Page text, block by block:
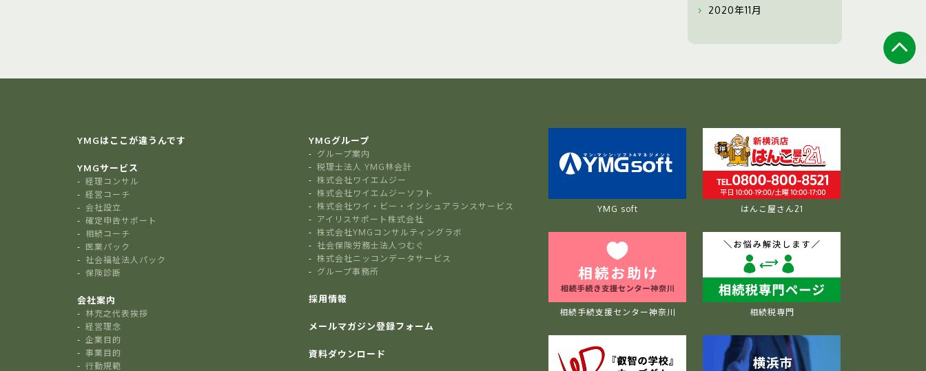
2020年11月
YMGはここが違うんです
YMGサービス
経理コンサル
経営コーチ
会社設立
確定申告サポート
相続コーチ
医業パック
社会福祉法人パック
保険診断
会社案内
林充之代表挨拶
経営理念
企業目的
事業目的
行動規範
YMGグループ
グループ案内
税理士法人 YMG林会計
株式会社ワイエムジー
株式会社ワイエムジーソフト
株式会社ワイ・ビー・インシュアランスサービス
アイリスサポート株式会社
株式会社YMGコンサルティングラボ
社会保険労務士法人つむぐ
株式会社ニッコンデータサービス
グループ事務所
採用情報
メールマガジン登録フォーム
資料ダウンロード
YMG soft はんこ屋さん21
相続手続支援センター神奈川 相続税専門